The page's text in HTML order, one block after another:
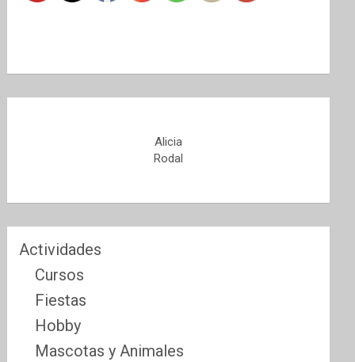
Alicia
Rodal
Actividades
Cursos
Fiestas
Hobby
Mascotas y Animales